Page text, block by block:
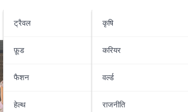
ट्रैवल
फ़ूड
फैशन
हेल्थ
कृषि
करियर
वर्ल्ड
राजनीति